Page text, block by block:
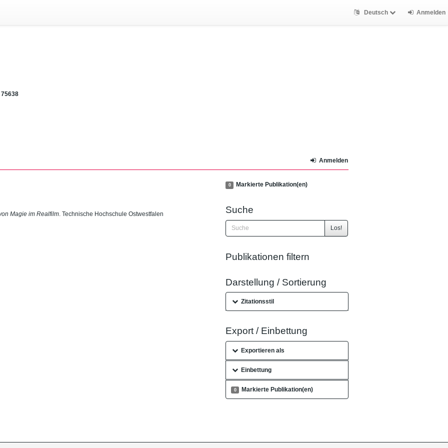
Deutsch Anmelden
75638
Anmelden
Magie im Realfilm . Technische Hochschule Ostwestfalen
0 Markierte Publikation(en)
Suche
Los!
Publikationen filtern
Darstellung / Sortierung
Zitationsstil
Export / Einbettung
Exportieren als
Einbettung
0 Markierte Publikation(en)